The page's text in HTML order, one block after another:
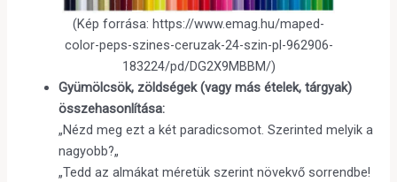
(Kép forrása: https://www.emag.hu/maped-
color-peps-szines-ceruzak-24-szin-pl-962906-
183224/pd/DG2X9MBBM/)
Gyümölcsök, zöldségek (vagy más ételek, tárgyak)
összehasonlítása:
„Nézd meg ezt a két paradicsomot. Szerinted melyik a
nagyobb?„
„Tedd az almákat méretük szerint növekvő sorrendbe!